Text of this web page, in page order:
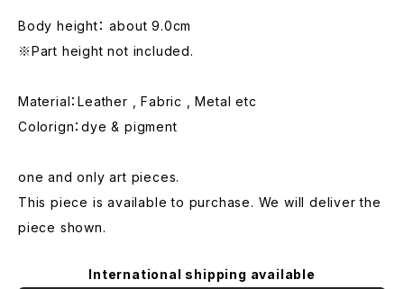
Body height： about 9.0cm
※Part height not included.
Material：Leather , Fabric , Metal etc
Colorign：dye & pigment
one and only art pieces.
This piece is available to purchase. We will deliver the
piece shown.
International shipping available